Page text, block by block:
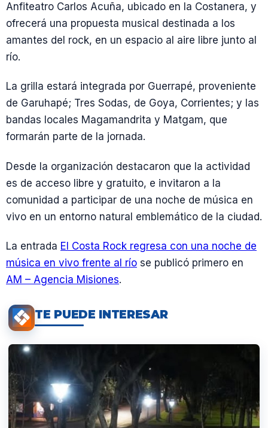
Anfiteatro Carlos Acuña, ubicado en la Costanera, y
ofrecerá una propuesta musical destinada a los
amantes del rock, en un espacio al aire libre junto al
río.
La grilla estará integrada por Guerrapé, proveniente
de Garuhapé; Tres Sodas, de Goya, Corrientes; y las
bandas locales Magamandrita y Matgam, que
formarán parte de la jornada.
Desde la organización destacaron que la actividad
es de acceso libre y gratuito, e invitaron a la
comunidad a participar de una noche de música en
vivo en un entorno natural emblemático de la ciudad.
La entrada El Costa Rock regresa con una noche de
música en vivo frente al río se publicó primero en
AM – Agencia Misiones.
TE PUEDE INTERESAR